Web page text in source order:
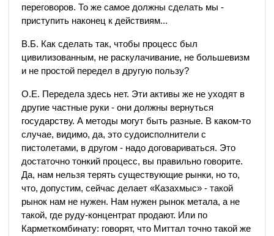
переговоров. То же самое должны сделать мы -
приступить наконец к действиям...
В.Б. Как сделать так, чтобы процесс был
цивилизованным, не раскулачивание, не большевизм
и не простой передел в другую пользу?
О.Е. Передела здесь нет. Эти активы же не уходят в
другие частные руки - они должны вернуться
государству. А методы могут быть разные. В каком-то
случае, видимо, да, это судоисполнители с
пистолетами, в другом - надо договариваться. Это
достаточно тонкий процесс, вы правильно говорите.
Да, нам нельзя терять существующие рынки, но то,
что, допустим, сейчас делает «Казахмыс» - такой
рынок нам не нужен. Нам нужен рынок метала, а не
такой, где руду-концентрат продают. Или по
Карметкомбинату: говорят, что Миттал точно такой же